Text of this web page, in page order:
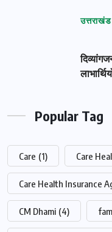
उत्तराखंड
Popular Tag
Care (1) Care
Care Health Insurance
CM Dhami (4)